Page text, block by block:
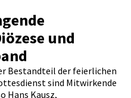
und
Bestandteil der feierlichen
sind Mitwirkende
Hans Kausz,